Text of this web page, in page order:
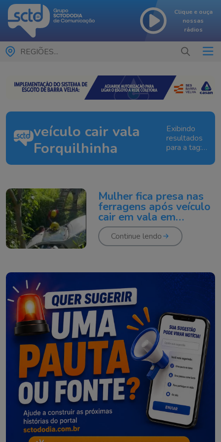
Clique e ouça
nossas
rádios
REGIÕES...
veículo cair vala
Forquilhinha
Exibindo
resultados
para a tag:
cair vala
Mulher fica presa nas
ferragens após veículo
cair em vala em
Forquilhinha
Continue lendo